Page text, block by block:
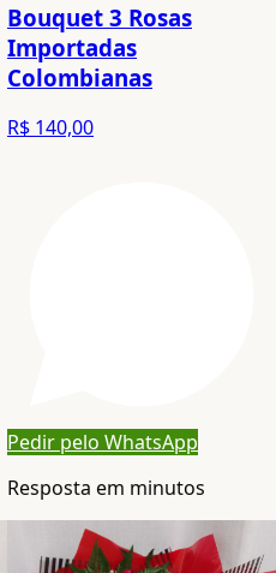
Bouquet 3 Rosas
Importadas
Colombianas
R$ 140,00
Pedir pelo WhatsApp
Resposta em minutos